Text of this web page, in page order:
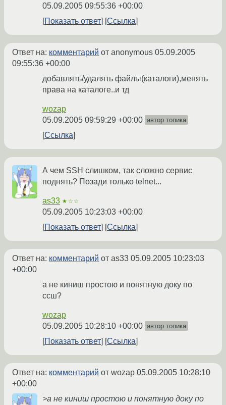
05.09.2005 09:55:36 +00:00
Показать ответ
Ссылка
Ответ на: комментарий от anonymous 05.09.2005
09:55:36 +00:00
добавлять/удалять файлы(каталоги),менять
права на каталоге..и тд
wozap
05.09.2005 09:59:29 +00:00 автор топика
Ссылка
А чем SSH слишком, так сложно сервис
поднять? Позади только telnet...
as33 ★☆☆
05.09.2005 10:23:03 +00:00
Показать ответ
Ссылка
Ответ на: комментарий от as33 05.09.2005 10:23:03
+00:00
а не киниш простою и понятную доку по
ссш?
wozap
05.09.2005 10:28:10 +00:00 автор топика
Показать ответ Ссылка
Ответ на: комментарий от wozap 05.09.2005 10:28:10
+00:00
>а не киниш простою и понятную доку по